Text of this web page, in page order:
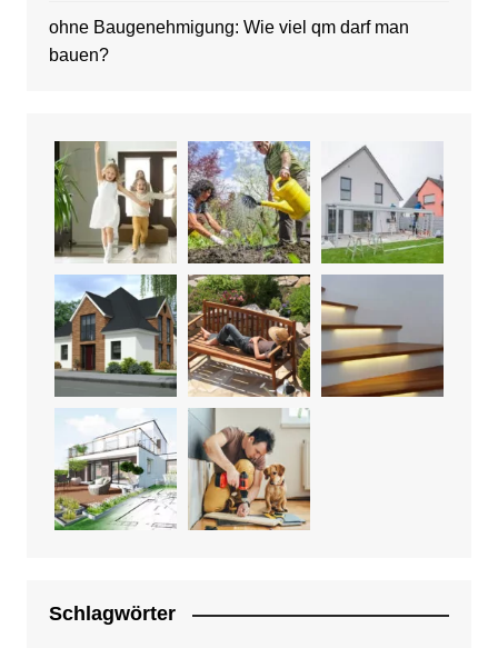
ohne Baugenehmigung: Wie viel qm darf man
bauen?
Schlagwörter